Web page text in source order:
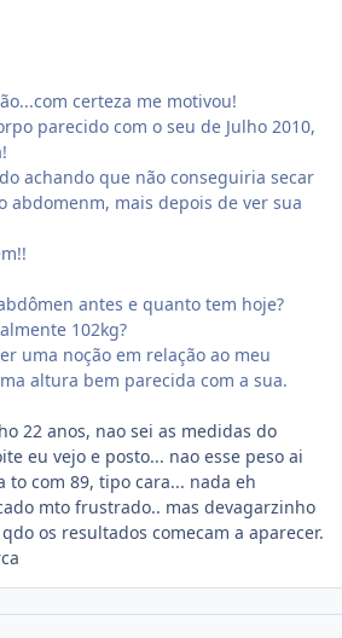
certeza me motivou!
parecido com o seu de Julho 2010,
achando que não conseguiria secar
abdomenm, mais depois de ver sua
antes e quanto tem hoje?
102kg?
uma noção em relação ao meu
altura bem parecida com a sua.
22 anos, nao sei as medidas do
eu vejo e posto... nao esse peso ai
to com 89, tipo cara... nada eh
mto frustrado.. mas devagarzinho
os resultados comecam a aparecer.